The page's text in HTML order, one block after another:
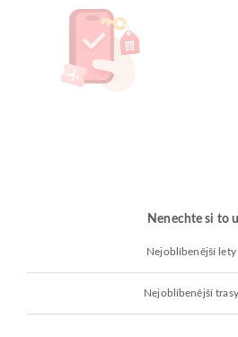
Nenechte si to
Nejoblíbenější lety
Nejoblíbenější trasy